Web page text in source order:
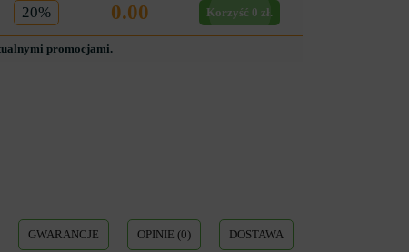
20% 0.00 Korzyść 0 zł.
promocjami.
GWARANCJE OPINIE (0) DOSTAWA